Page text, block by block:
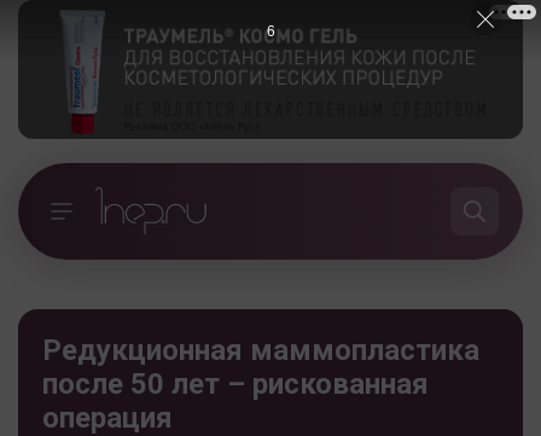
Редукционная маммопластика
после 50 лет – рискованная
операция
5